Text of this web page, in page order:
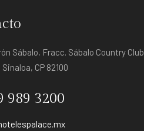
Sábalo, Fracc. Sábalo Country Club
CP 82100
989 3200